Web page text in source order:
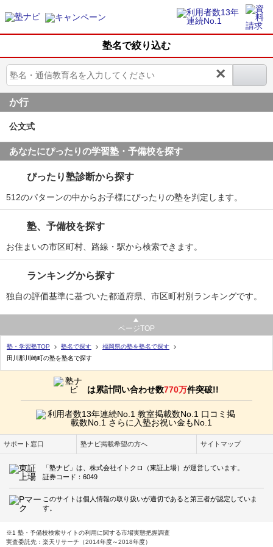
塾名で絞り込む
×
か行
公文式
あなたにぴったりの学習塾・予備校を探す
ぴったり塾診断から探す
512のパターンの中からお子様にぴったりの塾を判定します。
塾、予備校を探す
お住まいの市区町村、路線・駅から検索できます。
ランキングから探す
独自の評価基準に基づいた都道府県、市区町村別ランキングです。
ページTOP
塾・学習塾TOP 塾名で探す
福岡県の塾を塾名で探す
田川郡川崎町の塾を塾名で探す
は累計問い合わせ数770万件突破!!
サポート窓口 塾ナビ掲載希望の方へ サイトマップ
「塾ナビ」は、株式会社イトクロ（東証上場）が運営しています。
証券コード：6049
このサイトは個人情報の取り扱いが適切であると第三者が認定していま
す。
※1 塾・予備校検索サイトの利用に関する市場実態把握調査
実査委託先：楽天リサーチ（2014年度～2018年度）